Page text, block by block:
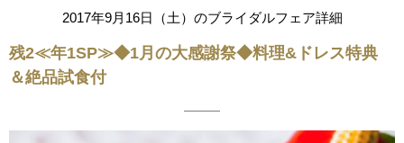
2017年9月16日（土）のブライダルフェア詳細
残2≪年1SP≫◆1月の大感謝祭◆料理&ドレス特典
＆絶品試食付